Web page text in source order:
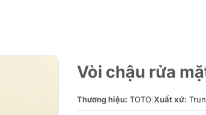
Vòi chậu rửa
Thương hiệu: TOTO Xuất xứ: